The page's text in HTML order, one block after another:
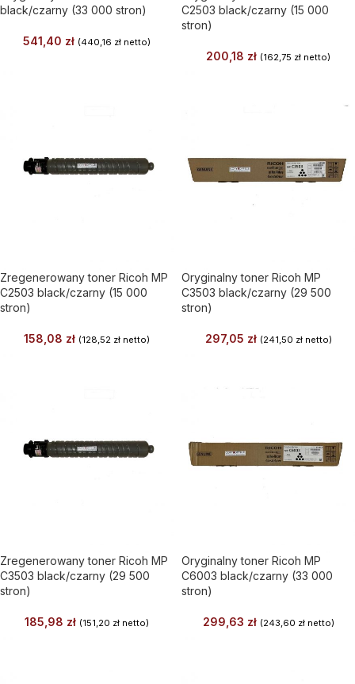
black/czarny (33 000 stron)
541,40 zł (440,16 zł netto)
C2503 black/czarny (15 000
stron)
200,18 zł (162,75 zł netto)
Zregenerowany toner Ricoh MP
C2503 black/czarny (15 000
stron)
158,08 zł (128,52 zł netto)
Oryginalny toner Ricoh MP
C3503 black/czarny (29 500
stron)
297,05 zł (241,50 złnetto)
Zregenerowany toner Ricoh MP
C3503 black/czarny (29 500
stron)
185,98 zł (151,20 zł netto)
Oryginalny toner Ricoh MP
C6003 black/czarny (33 000
stron)
299,63 zł (243,60 złnetto)